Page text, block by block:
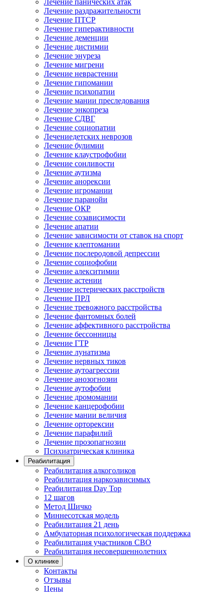
Лечение панических атак
Лечение раздражительности
Лечение ПТСР
Лечение гиперактивности
Лечение деменции
Лечение дистимии
Лечение энуреза
Лечение мигрени
Лечение неврастении
Лечение гипомании
Лечение психопатии
Лечение мании преследования
Лечение энкопреза
Лечение СДВГ
Лечение социопатии
Лечениедетских неврозов
Лечение булимии
Лечение клаустрофобии
Лечение сонливости
Лечение аутизма
Лечение анорексии
Лечение игромании
Лечение паранойи
Лечение ОКР
Лечение созависимости
Лечение апатии
Лечение зависимости от ставок на спорт
Лечение клептомании
Лечение послеродовой депрессии
Лечение социофобии
Лечение алекситимии
Лечение астении
Лечение истерических расстройств
Лечение ПРЛ
Лечение тревожного расстройства
Лечение фантомных болей
Лечение аффективного расстройства
Лечение бессонницы
Лечение ГТР
Лечение лунатизма
Лечение нервных тиков
Лечение аутоагрессии
Лечение анозогнозии
Лечение аутофобии
Лечение дромомании
Лечение канцерофобии
Лечение мании величия
Лечение орторексии
Лечение парафилий
Лечение прозопагнозии
Психиатрическая клиника
Реабилитация
Реабилитация алкоголиков
Реабилитация наркозависимых
Реабилитация Day Top
12 шагов
Метод Шичко
Миннесотская модель
Реабилитация 21 день
Амбулаторная психологическая поддержка
Реабилитация участников СВО
Реабилитация несовершеннолетних
О клинике
Контакты
Отзывы
Цены